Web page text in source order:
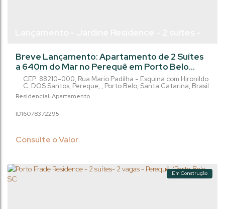
Residencial Apartamento
Consulte o Valor
2295
1607837
CEP: 88210-000, Rua Mario Padilha - Esquina com Hironildo
C. DOS Santos, Pereque , Porto Belo, Santa Catarina, Brasil
Breve Lançamento: Apartamento de 2 Suítes
a 640m do Mar no Perequê em Porto Belo
Oportunidade incrível de investimento no
litoral catarinense. Localizado no promissor
bairro Perequê, em Porto Belo/SC, e a apenas
destaca-se pelo projeto moderno e pela
apartamento possui 80 m² de área privativa,
Em Construção